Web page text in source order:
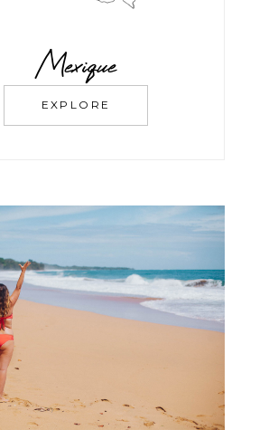
Mexique
EXPLORE